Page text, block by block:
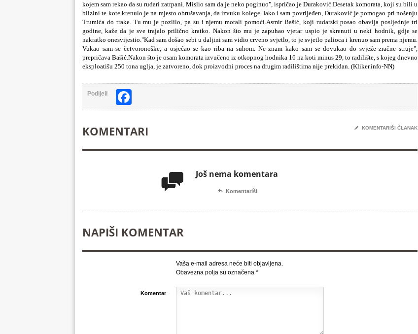
kojem sam rekao da su rudari zatrpani. Mislio sam da je neko poginuo", ispričao je Duraković.Desetak komorata, koji su bili u
blizini te kote krenulo je na mjesto obrušavanja, da izvuku kolege. Iako i sam povrijeđen, Durakovićje pomogao pri nošenju
Trumića do trake. Tu mu je pozlilo, pa su i njemu morali pomoći.Asmir Bašić, koji rudarski posao obavlja posljednje tri
godine, kaže da je sve trajalo prilično kratko. Nakon što mu je zapuhao vjetar uspio je skrenuti u neki hodnik, gdje se
nakratko onesvijestio."Kad sam došao sebi u daljini sam vidio crveno svjetlo, to je svjetlo palioca i krenuo sam prema njemu.
Vukao sam se četvoronoške, a osjećao se kao riba na suhom. Ne znam kako sam se dovukao do svježe zračne struje",
prepričava Bašić.Nakon što je osam komorata izvučeno iz otkopnog hodnika 16 na koti minus 29, to radilište, s kojeg dnevno
eksploatišu 250 tona uglja, je zatvoreno, dok proizvodni proces na drugim radilištima nije prekidan. (Kliker.info-NN)
Podijeli
KOMENTARI ✎ KOMENTARIŠI ČLANAK
 Još nema komentara
 Komentariši
NAPIŠI KOMENTAR
Vaša e-mail adresa neće biti objavljena.
Obavezna polja su označena *
Komentar